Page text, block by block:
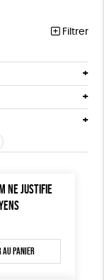
Filtrer
Tex
NE JUSTIFIE
panier